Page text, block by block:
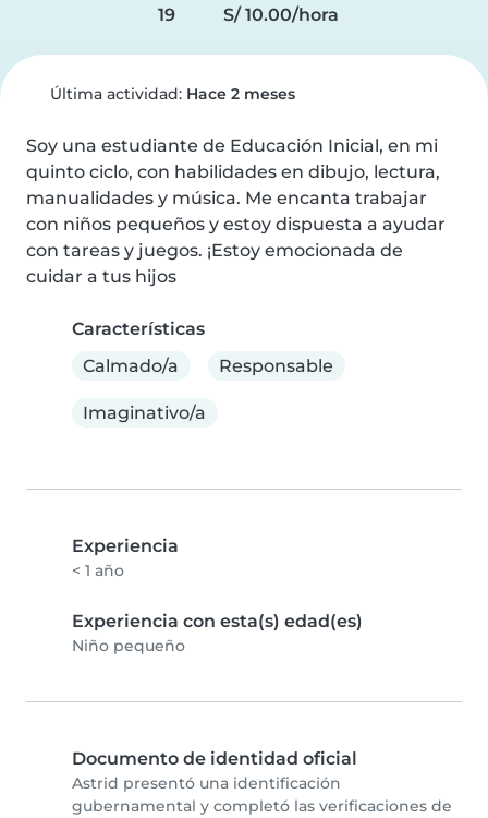
19
S/ 10.00/hora
Última actividad: Hace 2 meses
Soy una estudiante de Educación Inicial, en mi
quinto ciclo, con habilidades en dibujo, lectura,
manualidades y música. Me encanta trabajar
con niños pequeños y estoy dispuesta a ayudar
con tareas y juegos. ¡Estoy emocionada de
cuidar a tus hijos
Características
Calmado/a
Responsable
Imaginativo/a
Experiencia
< 1 año
Experiencia con esta(s) edad(es)
Niño pequeño
Documento de identidad oficial
Astrid presentó una identificación
gubernamental y completó las verificaciones de